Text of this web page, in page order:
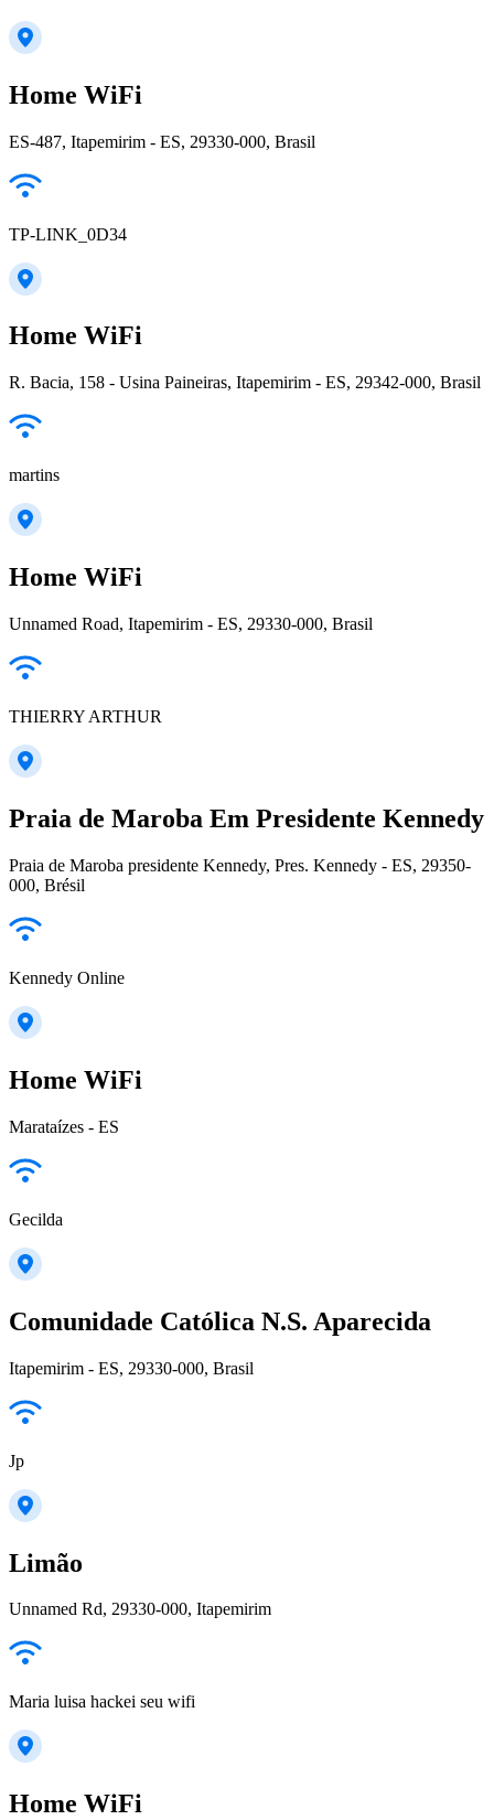
Home WiFi
ES-487, Itapemirim - ES, 29330-000, Brasil
TP-LINK_0D34
Home WiFi
R. Bacia, 158 - Usina Paineiras, Itapemirim - ES, 29342-000, Brasil
martins
Home WiFi
Unnamed Road, Itapemirim - ES, 29330-000, Brasil
THIERRY ARTHUR
Praia de Maroba Em Presidente Kennedy
Praia de Maroba presidente Kennedy, Pres. Kennedy - ES, 29350-
000, Brésil
Kennedy Online
Home WiFi
Marataízes - ES
Gecilda
Comunidade Católica N.S. Aparecida
Itapemirim - ES, 29330-000, Brasil
Jp
Limão
Unnamed Rd, 29330-000, Itapemirim
Maria luisa hackei seu wifi
Home WiFi